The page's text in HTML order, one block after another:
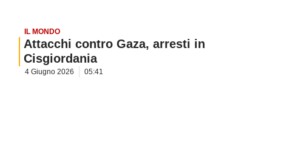
IL MONDO
Attacchi contro Gaza, arresti in
Cisgiordania
4 Giugno 2026 05:41